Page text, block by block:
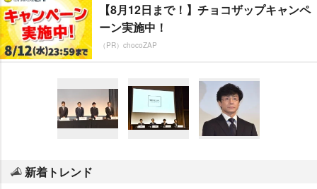
【8月12日まで！】チョコザップキャンペ
ーン実施中！
（PR）chocoZAP
新着トレンド